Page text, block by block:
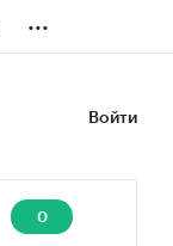
...
Войти
0